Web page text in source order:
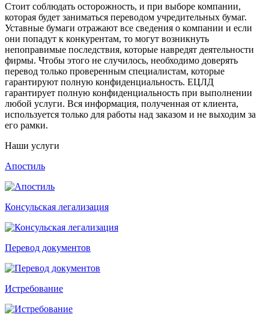
Стоит соблюдать осторожность, и при выборе компании,
которая будет заниматься переводом учредительных бумаг.
Уставные бумаги отражают все сведения о компании и если
они попадут к конкурентам, то могут возникнуть
непоправимые последствия, которые навредят деятельности
фирмы. Чтобы этого не случилось, необходимо доверять
перевод только проверенным специалистам, которые
гарантируют полную конфиденциальность. ЕЦЛД
гарантирует полную конфиденциальность при выполнении
любой услуги. Вся информация, полученная от клиента,
используется только для работы над заказом и не выходим за
его рамки.
Наши услуги
Апостиль
Консульская легализация
Перевод документов
Истребование